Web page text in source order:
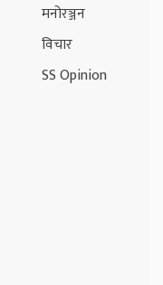
मनोरञ्जन
विचार
SS Opinion